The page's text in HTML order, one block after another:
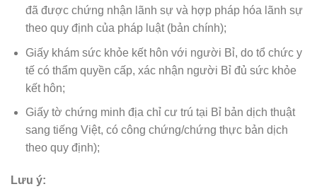
đã được chứng nhận lãnh sự và hợp pháp hóa lãnh sự
theo quy định của pháp luật (bản chính);
Giấy khám sức khỏe kết hôn với người Bỉ, do tổ chức y
tế có thẩm quyền cấp, xác nhận người Bỉ đủ sức khỏe
kết hôn;
Giấy tờ chứng minh địa chỉ cư trú tại Bỉ bản dịch thuật
sang tiếng Việt, có công chứng/chứng thực bản dịch
theo quy định);
Lưu ý: